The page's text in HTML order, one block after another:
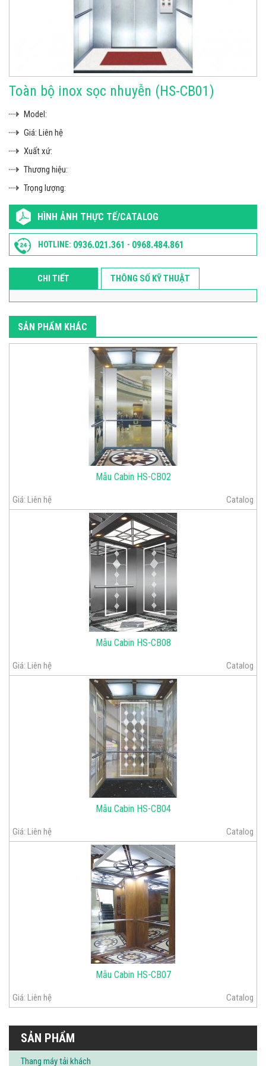
Toàn bộ inox sọc nhuyễn (HS-CB01)
Model:
Giá: Liên hệ
Xuất xứ:
Thương hiệu:
Trọng lượng:
HÌNH ẢNH THỰC TẾ/CATALOG
HOTLINE: 0936.021.361 - 0968.484.861
CHI TIẾT THÔNG SỐ KỸ THUẬT
SẢN PHẨM KHÁC
Mẫu Cabin HS-CB02
Giá: Liên hệ Catalog
Mẫu Cabin HS-CB08
Giá: Liên hệ Catalog
Mẫu Cabin HS-CB04
Giá: Liên hệ Catalog
Mẫu Cabin HS-CB07
Giá: Liên hệ Catalog
SẢN PHẨM
Thang máy tải khách